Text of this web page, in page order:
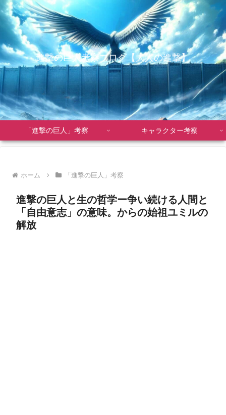
進撃の巨人考察ブログ【大人の進撃】
「進撃の巨人」考察 キャラクター考察
ホーム 「進撃の巨人」考察
進撃の巨人と生の哲学ー争い続ける人間と
「自由意志」の意味。からの始祖ユミルの
解放